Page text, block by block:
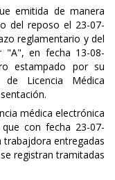
emitida de manera
del reposo el 23-07-
reglamentario y del
"A", en fecha 13-08-
estampado por su
Licencia Médica
médica electrónica
con fecha 23-07-
trabajdora entregadas
registran tramitadas